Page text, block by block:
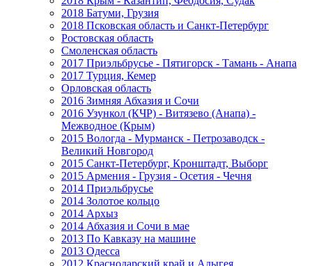
2018 Батуми, Грузия
2018 Псковская область и Санкт-Петербург
Ростовская область
Смоленская область
2017 Приэльбрусье - Пятигорск - Тамань - Анапа
2017 Турция, Кемер
Орловская область
2016 Зимняя Абхазия и Сочи
2016 Узункол (КЧР) - Витязево (Анапа) -
Межводное (Крым)
2015 Вологда - Мурманск - Петрозаводск -
Великий Новгород
2015 Санкт-Петербург, Кронштадт, Выборг
2015 Армения - Грузия - Осетия - Чечня
2014 Приэльбрусье
2014 Золотое кольцо
2014 Архыз
2014 Абхазия и Сочи в мае
2013 По Кавказу на машине
2013 Одесса
2012 Краснодарский край и Адыгея